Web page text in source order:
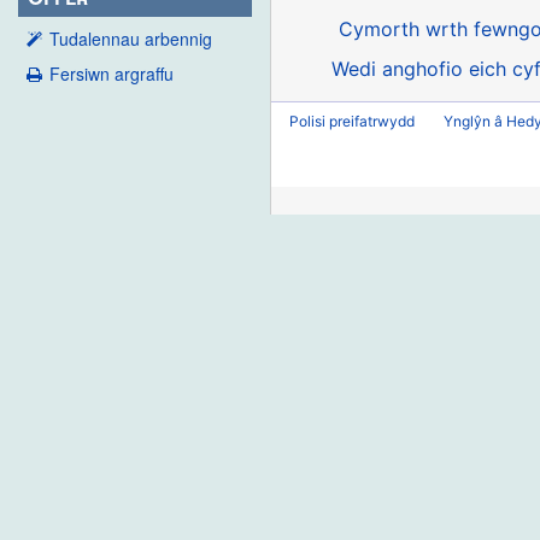
Tudalennau arbennig
Fersiwn argraffu
Cymorth wrth
Wedi anghofio eich
Polisi preifatrwydd Ynglŷn â